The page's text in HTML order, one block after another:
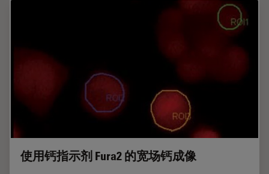
使用钙指示剂 Fura2 的宽场钙成像